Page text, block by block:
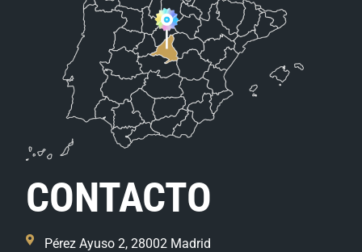
CONTACTO
Pérez Ayuso 2, 28002 Madrid